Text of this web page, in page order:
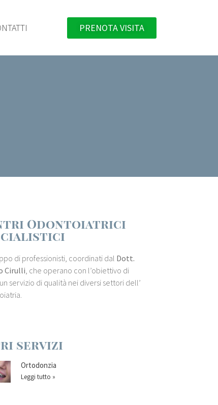
PRENOTA VISITA
Odontoiatrici
di professionisti, coordinati dal Dott.
Cirulli, che operano con l’obiettivo di
servizio di qualità nei diversi settori dell’
servizi
Ortodonzia
Leggi tutto »